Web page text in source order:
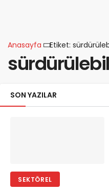
Anasayfa Etiket:
SON YAZILAR
SEKTÖREL